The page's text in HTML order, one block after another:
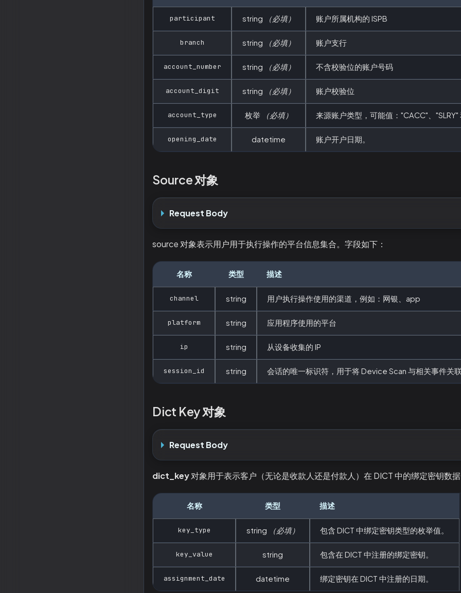
participant string （必填） 账户所属机构的 ISPB
branch string （必填） 账户支行
account_number string （必填） 不含校验位的账户号码
account_digit string （必填） 账户校验位
account_type 枚举 （必填） 来源账户类型，可能值："CACC"、"SLRY"
opening_date datetime 账户开户日期。
Source 对象
Request Body
source 对象表示用户用于执行操作的平台信息集合。字段如下：
名称 类型 描述
channel string 用户执行操作使用的渠道，例如：网银、app
platform string 应用程序使用的平台
ip string 从设备收集的 IP
session_id string 会话的唯一标识符，用于将 Device Scan 与相关事件关
Dict Key 对象
Request Body
dict_key对象用于表示客户（无论是收款人还是付款人）在 DICT 中的绑定密钥数
名称 类型 描述
key_type string （必填） 包含 DICT 中绑定密钥类型的枚举值。
key_value string 包含在 DICT 中注册的绑定密钥。
assignment_date datetime 绑定密钥在 DICT 中注册的日期。